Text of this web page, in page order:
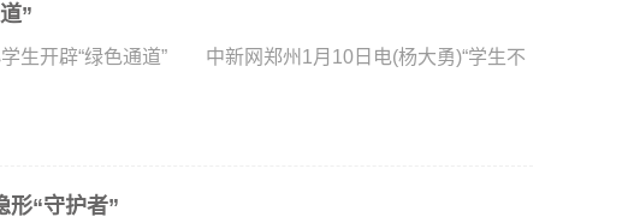
”
开辟“绿色通道” 中新网郑州1月10日电(杨大勇)“学生不
形“守护者”